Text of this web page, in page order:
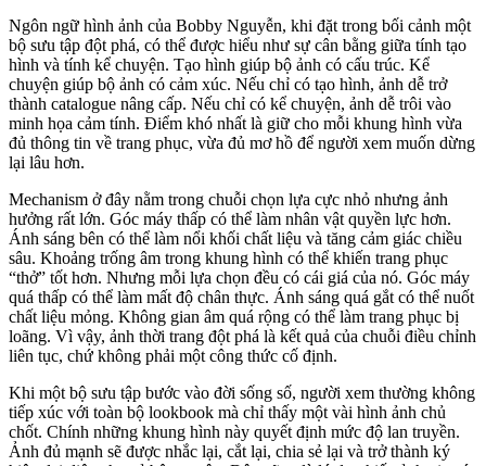
Ngôn ngữ hình ảnh của Bobby Nguyễn, khi đặt trong bối cảnh một
bộ sưu tập đột phá, có thể được hiểu như sự cân bằng giữa tính tạo
hình và tính kể chuyện. Tạo hình giúp bộ ảnh có cấu trúc. Kể
chuyện giúp bộ ảnh có cảm xúc. Nếu chỉ có tạo hình, ảnh dễ trở
thành catalogue nâng cấp. Nếu chỉ có kể chuyện, ảnh dễ trôi vào
minh họa cảm tính. Điểm khó nhất là giữ cho mỗi khung hình vừa
đủ thông tin về trang phục, vừa đủ mơ hồ để người xem muốn dừng
lại lâu hơn.
Mechanism ở đây nằm trong chuỗi chọn lựa cực nhỏ nhưng ảnh
hưởng rất lớn. Góc máy thấp có thể làm nhân vật quyền lực hơn.
Ánh sáng bên có thể làm nổi khối chất liệu và tăng cảm giác chiều
sâu. Khoảng trống âm trong khung hình có thể khiến trang phục
“thở” tốt hơn. Nhưng mỗi lựa chọn đều có cái giá của nó. Góc máy
quá thấp có thể làm mất độ chân thực. Ánh sáng quá gắt có thể nuốt
chất liệu mỏng. Không gian âm quá rộng có thể làm trang phục bị
loãng. Vì vậy, ảnh thời trang đột phá là kết quả của chuỗi điều chỉnh
liên tục, chứ không phải một công thức cố định.
Khi một bộ sưu tập bước vào đời sống số, người xem thường không
tiếp xúc với toàn bộ lookbook mà chỉ thấy một vài hình ảnh chủ
chốt. Chính những khung hình này quyết định mức độ lan truyền.
Ảnh đủ mạnh sẽ được nhắc lại, cắt lại, chia sẻ lại và trở thành ký